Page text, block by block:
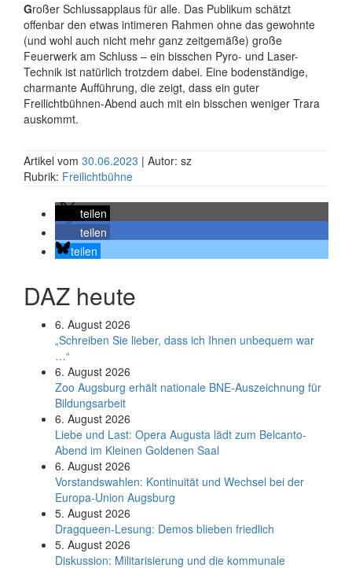
Großer Schlussapplaus für alle. Das Publikum schätzt
offenbar den etwas intimeren Rahmen ohne das gewohnte
(und wohl auch nicht mehr ganz zeitgemäße) große
Feuerwerk am Schluss – ein bisschen Pyro- und Laser-
Technik ist natürlich trotzdem dabei. Eine bodenständige,
charmante Aufführung, die zeigt, dass ein guter
Freilichtbühnen-Abend auch mit ein bisschen weniger Trara
auskommt.
Artikel vom 30.06.2023 | Autor: sz
Rubrik: Freilichtbühne
teilen
teilen
teilen
DAZ heute
6. August 2026
„Schreiben Sie lieber, dass ich Ihnen unbequem war
…“
6. August 2026
Zoo Augsburg erhält nationale BNE-Auszeichnung für
Bildungsarbeit
6. August 2026
Liebe und Last: Opera Augusta lädt zum Belcanto-
Abend im Kleinen Goldenen Saal
6. August 2026
Vorstandswahlen: Kontinuität und Wechsel bei der
Europa-Union Augsburg
5. August 2026
Dragqueen-Lesung: Demos blieben friedlich
5. August 2026
Diskussion: Mi­li­ta­ri­sie­rung und die kommunale